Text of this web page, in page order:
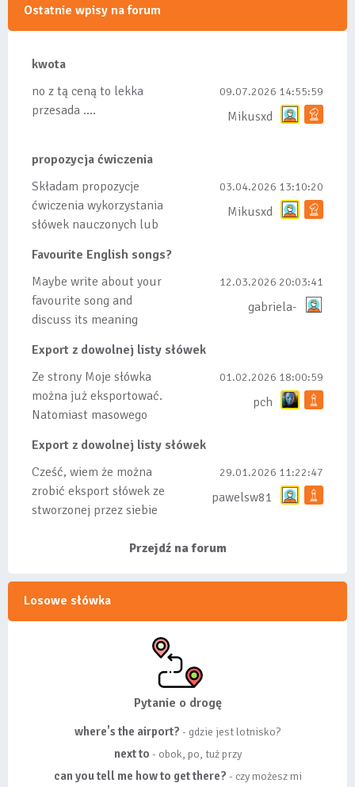
Ostatnie wpisy na forum
kwota
no z tą ceną to lekka
przesada ....
09.07.2026 14:55:59
Mikusxd
propozycja ćwiczenia
Składam propozycje
ćwiczenia wykorzystania
słówek nauczonych lub
tez ze wszys...
03.04.2026 13:10:20
Mikusxd
Favourite English songs?
Maybe write about your
favourite song and
discuss its meaning
12.03.2026 20:03:41
gabriela-
Export z dowolnej listy słówek
Ze strony Moje słówka
można już eksportować.
Natomiast masowego
bo wiąże się...
01.02.2026 18:00:59
pch
Export z dowolnej listy słówek
Cześć, wiem że można
zrobić eksport słówek ze
stworzonej przez siebie
29.01.2026 11:22:47
pawelsw81
Przejdź na forum
Losowe słówka
Pytanie o drogę
where's the airport? - gdzie jest lotnisko?
next to - obok, po, tuż przy
can you tell me how to get there? - czy możesz mi